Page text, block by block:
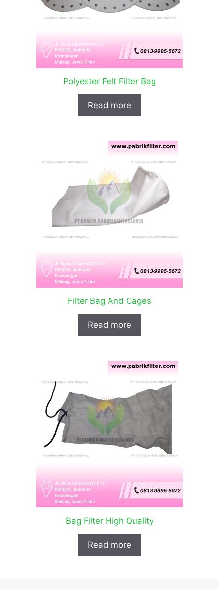
Polyester Felt Filter Bag
Read more
Filter Bag And Cages
Read more
Bag Filter High Quality
Read more